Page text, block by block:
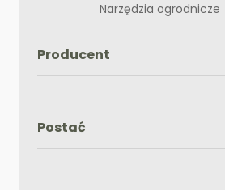
Narzędzia ogrodnicze
Producent
Postać